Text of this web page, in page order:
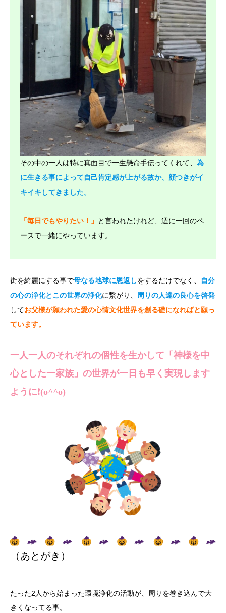
その中の一人は特に真面目で一生懸命手伝ってくれて、 為
に生きる事によって自己肯定感が上がる故か、顔つきがイ
キイキしてきました。
「毎日でもやりたい！」 と言われたけれど、週に一回のペ
ースで一緒にやっています。
街を綺麗にする事で母なる地球に恩返しをするだけでなく、
自分
の心の浄化とこの世界の浄化に繋がり、 周りの人達の良心を啓発
してお父様が願われた愛の心情文化世界を創る礎になればと願っ
ています。
一人一人のそれぞれの個性を生かして「神様を中
心とした一家族」の世界が一日も早く実現します
ように❗️(o^^o)
（あとがき）
たった2人から始まった環境浄化の活動が、周りを巻き込んで大
きくなってる事。